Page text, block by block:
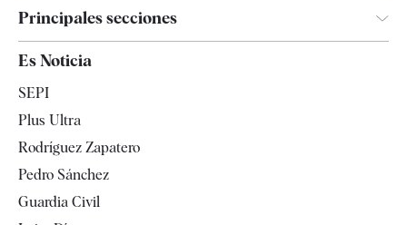
Principales secciones
España
Televisión
Es Noticia
SEPI
Plus Ultra
Rodríguez Zapatero
Pedro Sánchez
Guardia Civil